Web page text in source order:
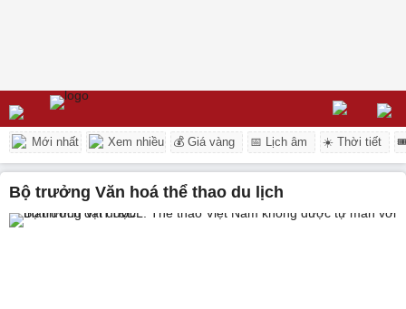
Mới nhất Xem nhiều 💰 Giá vàng 📅 Lịch âm ☀️ Thời tiết
Bộ trưởng Văn hoá thể thao du lịch